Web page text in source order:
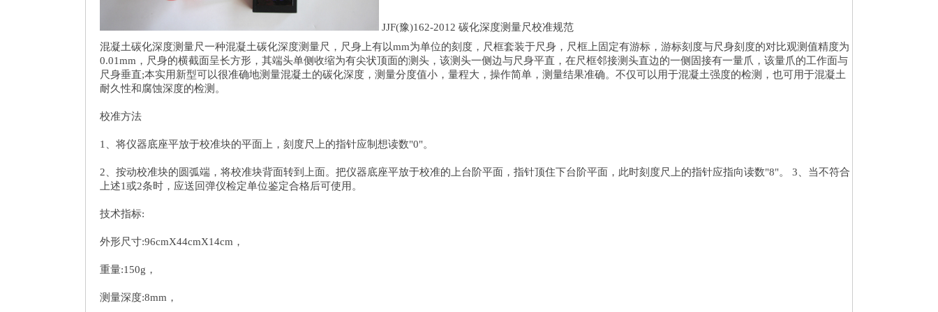
JJF(豫)162-2012 碳化深度测量尺校准规范
混凝土碳化深度测量尺一种混凝土碳化深度测量尺，尺身上有以mm为单位的刻度，尺框套装于尺身，尺框上固定有游标，游标刻度与尺身刻度的对比观测值精度为
0.01mm，尺身的横截面呈长方形，其端头单侧收缩为有尖状顶面的测头，该测头一侧边与尺身平直，在尺框邻接测头直边的一侧固接有一量爪，该量爪的工作面与
尺身垂直;本实用新型可以很准确地测量混凝土的碳化深度，测量分度值小，量程大，操作简单，测量结果准确。不仅可以用于混凝土强度的检测，也可用于混凝土
耐久性和腐蚀深度的检测。
校准方法
1、将仪器底座平放于校准块的平面上，刻度尺上的指针应制想读数"0"。
2、按动校准块的圆弧端，将校准块背面转到上面。把仪器底座平放于校准的上台阶平面，指针顶住下台阶平面，此时刻度尺上的指针应指向读数"8"。 3、当不符合
上述1或2条时，应送回弹仪检定单位鉴定合格后可使用。
技术指标:
外形尺寸:96cmX44cmX14cm，
重量:150g，
测量深度:8mm，